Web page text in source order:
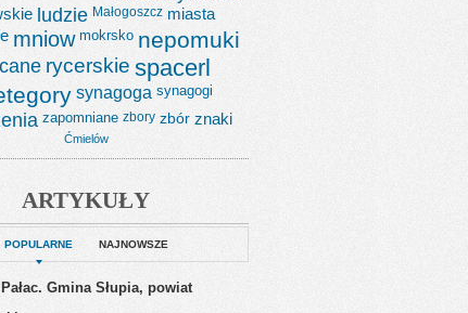
ludzie Małogoszcz miasta
mniow mokrsko nepomuki
rycerskie spacerl
synagoga synagogi
zapomniane zbory zbór znaki
Ćmielów
ARTYKUŁY
POPULARNE NAJNOWSZE
Pałac. Gmina Słupia, powiat